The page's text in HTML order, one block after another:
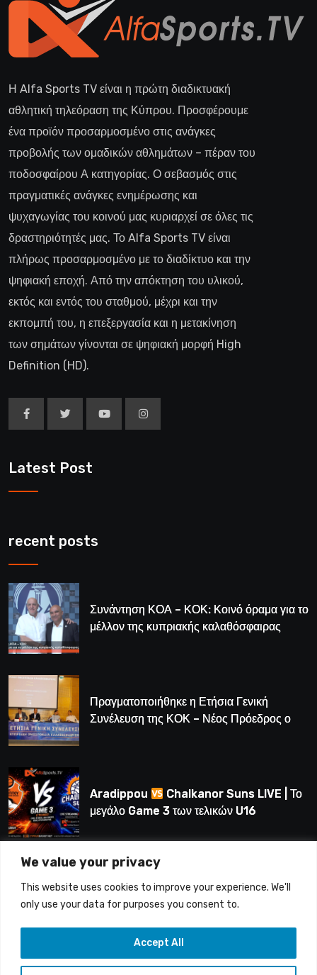
We value your privacy
This website uses cookies to improve your experience. We'll
only use your data for purposes you consent to.
Accept All
Η Alfa Sports TV είναι η πρώτη διαδικτυακή
αθλητική τηλεόραση της Κύπρου. Προσφέρουμε
ένα προϊόν προσαρμοσμένο στις ανάγκες
προβολής των ομαδικών αθλημάτων – πέραν του
ποδοσφαίρου Α κατηγορίας. Ο σεβασμός στις
πραγματικές ανάγκες ενημέρωσης και
ψυχαγωγίας του κοινού μας κυριαρχεί σε όλες τις
δραστηριότητές μας. Το Alfa Sports TV είναι
πλήρως προσαρμοσμένο με το διαδίκτυο και την
ψηφιακή εποχή. Από την απόκτηση του υλικού,
εκτός και εντός του σταθμού, μέχρι και την
εκπομπή του, η επεξεργασία και η μετακίνηση
των σημάτων γίνονται σε ψηφιακή μορφή High
Definition (HD).
Latest Post
recent posts
Συνάντηση ΚΟΑ – ΚΟΚ: Κοινό όραμα για το
μέλλον της κυπριακής καλαθόσφαιρας
Πραγματοποιήθηκε η Ετήσια Γενική
Συνέλευση της ΚΟΚ – Νέος Πρόεδρος ο
Aradippou
Chalkanor Suns LIVE | Το
μεγάλο Game 3 των τελικών U16
LIVE | Ύδρα Ασφαλιστική ΕΝΑΔ vs
Άτλαντας Πάφου